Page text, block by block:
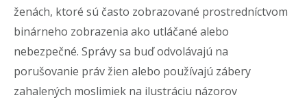
ženách, ktoré sú často zobrazované prostredníctvom
binárneho zobrazenia ako utláčané alebo
nebezpečné. Správy sa buď odvolávajú na
porušovanie práv žien alebo používajú zábery
zahalených moslimiek na ilustráciu názorov